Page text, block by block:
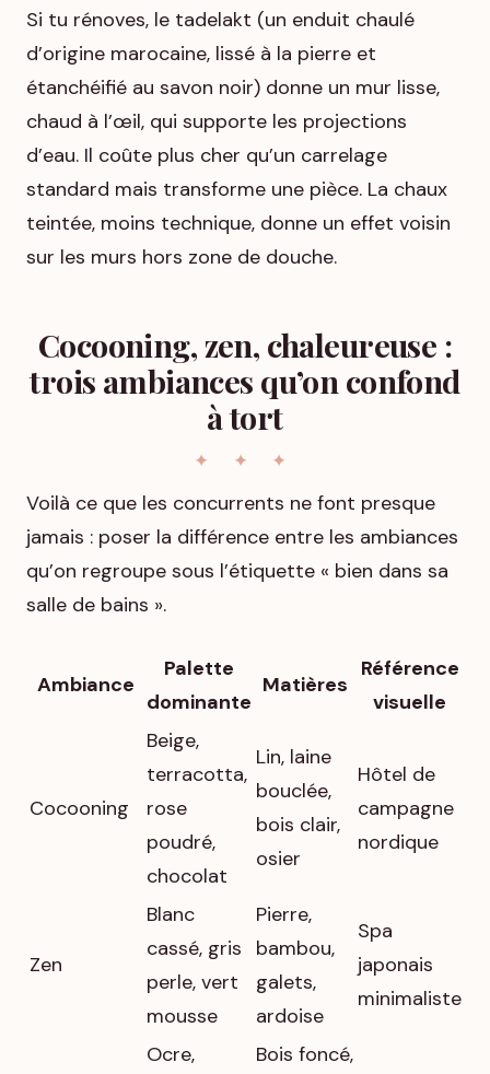
Si tu rénoves, le tadelakt (un enduit chaulé
d’origine marocaine, lissé à la pierre et
étanchéifié au savon noir) donne un mur lisse,
chaud à l’œil, qui supporte les projections
d’eau. Il coûte plus cher qu’un carrelage
standard mais transforme une pièce. La chaux
teintée, moins technique, donne un effet voisin
sur les murs hors zone de douche.
Cocooning, zen, chaleureuse :
trois ambiances qu’on confond
à tort
Voilà ce que les concurrents ne font presque
jamais : poser la différence entre les ambiances
qu’on regroupe sous l’étiquette « bien dans sa
salle de bains ».
Ambiance
Palette
dominante
Matières
Référence
visuelle
Cocooning
Beige,
terracotta,
rose
poudré,
chocolat
Lin, laine
bouclée,
bois clair,
osier
Hôtel de
campagne
nordique
Zen
Blanc
cassé, gris
perle, vert
mousse
Pierre,
bambou,
galets,
ardoise
Spa
japonais
minimaliste
Ocre,
Bois foncé,